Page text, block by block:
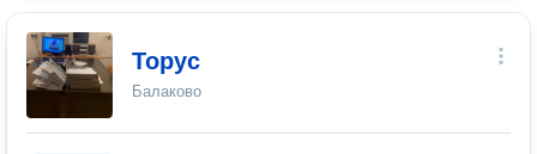
Торус
Балаково